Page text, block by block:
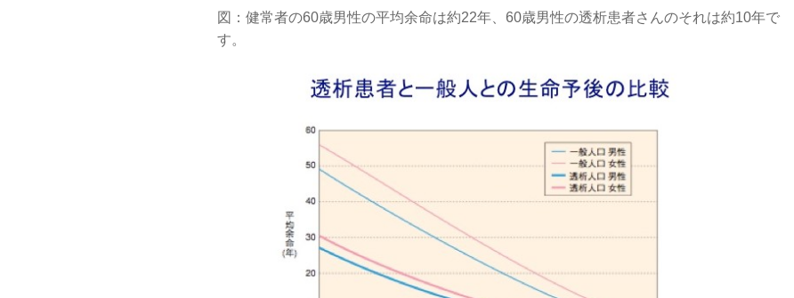
図：健常者の60歳男性の平均余命は約22年、60歳男性の透析患者さんのそれは約10年で
す。